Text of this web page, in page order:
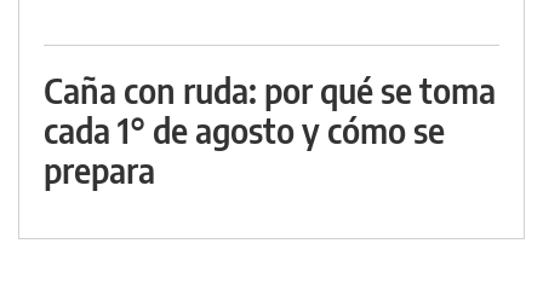
Caña con ruda: por qué se toma
cada 1° de agosto y cómo se
prepara